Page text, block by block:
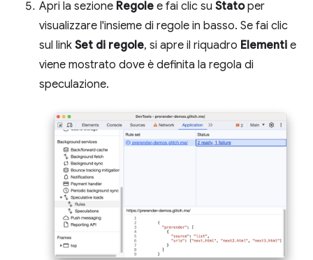
Apri la sezione Regole e fai clic su Statoper
visualizzare l'insieme di regole in basso. Se fai clic
sul link Set di regole, si apre il riquadro Elementi e
viene mostrato dove è definita la regola di
speculazione.